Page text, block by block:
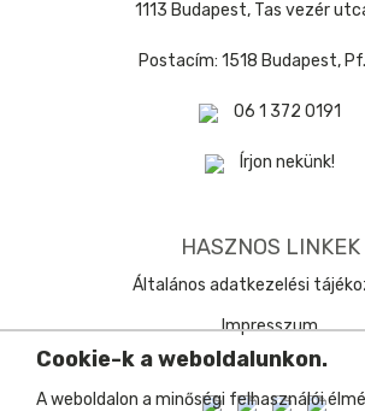
1113 Budapest, Tas vezér
Postacím: 1518 Budapest,
06 1 372 0191
Írjon nekünk!
HASZNOS LINKEK
Általános adatkezelési
Impresszum
Cookie-k a weboldalunkon.
A weboldalon a minőségi felhasználói